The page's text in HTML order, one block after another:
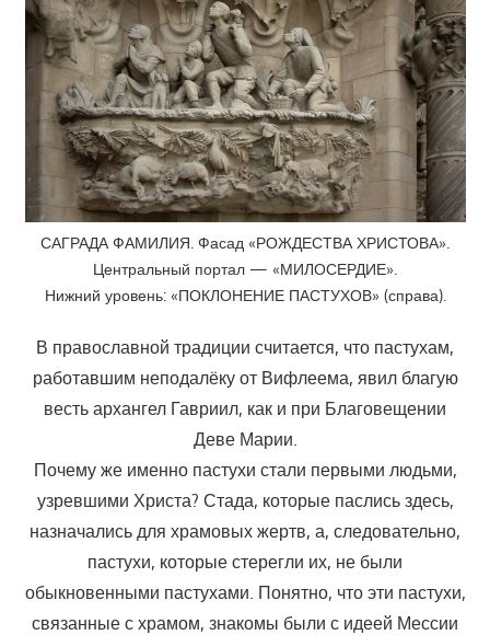
САГРАДА ФАМИЛИЯ. Фасад «РОЖДЕСТВА ХРИСТОВА».
Центральный портал — «МИЛОСЕРДИЕ».
Нижний уровень: «ПОКЛОНЕНИЕ ПАСТУХОВ» (справа).
В православной традиции считается, что пастухам,
работавшим неподалёку от Вифлеема, явил благую
весть архангел Гавриил, как и при Благовещении
Деве Марии.
Почему же именно пастухи стали первыми людьми,
узревшими Христа? Стада, которые паслись здесь,
назначались для храмовых жертв, а, следовательно,
пастухи, которые стерегли их, не были
обыкновенными пастухами. Понятно, что эти пастухи,
связанные с храмом, знакомы были с идеей Мессии